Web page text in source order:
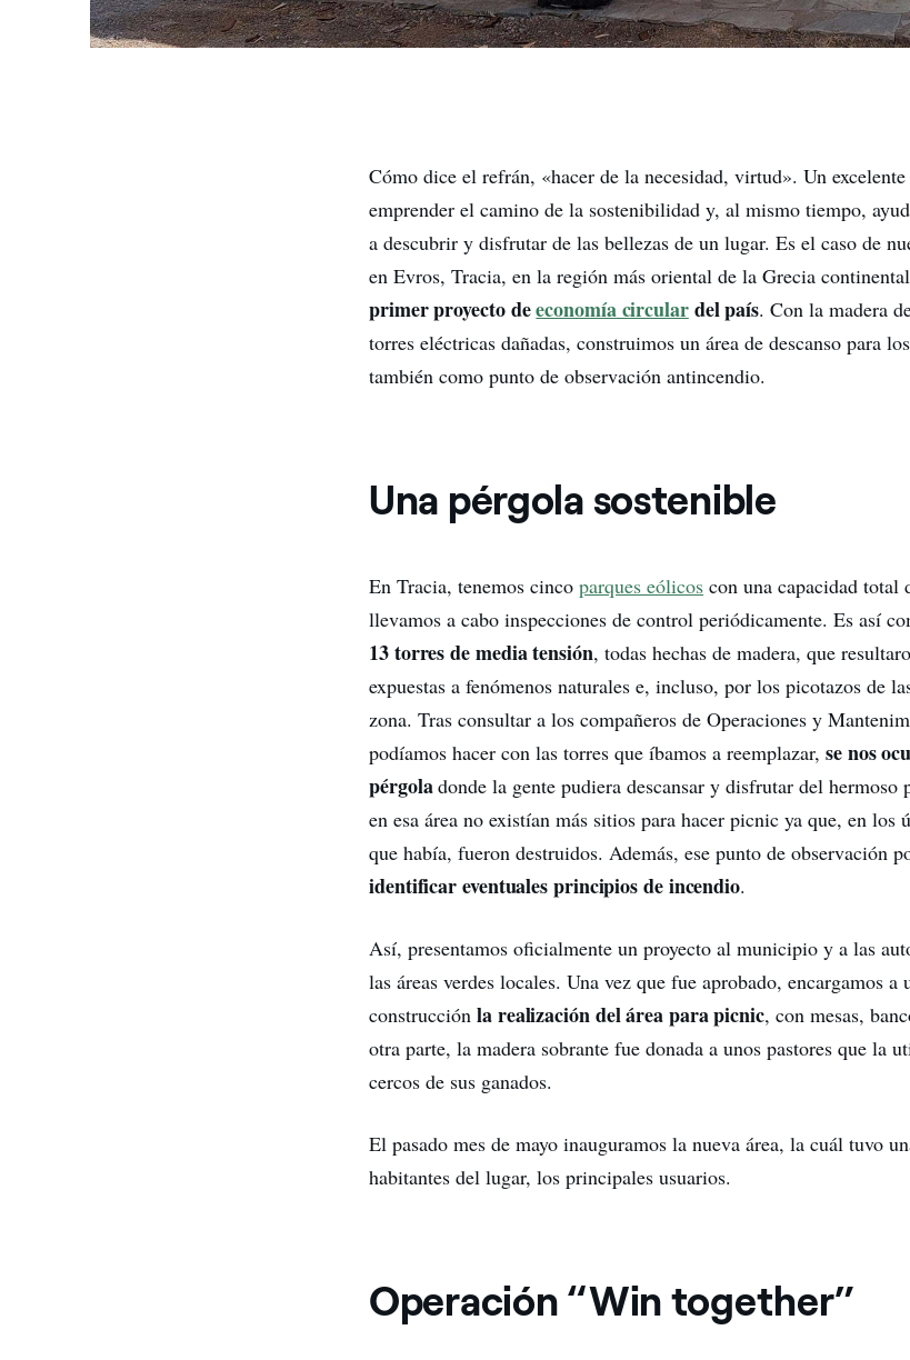
Cómo dice el refrán, «hacer de la necesidad, virtud». Un
emprender el camino de la sostenibilidad y, al mismo tiempo,
a descubrir y disfrutar de las bellezas de un lugar. Es el caso de
en Evros, Tracia, en la región más oriental de la Grecia
primer proyecto deeconomía circulardel país. Con la madera
torres eléctricas dañadas, construimos un área de descanso para
también como punto de observación antincendio.
Una pérgola sostenible
En Tracia, tenemos cincoparques eólicos con una capacidad total
llevamos a cabo inspecciones de control periódicamente. Es así
13 torres de media tensión, todas hechas de madera, que
expuestas a fenómenos naturales e, incluso, por los picotazos de
zona. Tras consultar a los compañeros de Operaciones y
podíamos hacer con las torres que íbamos a reemplazar,se nos
pérgoladonde la gente pudiera descansar y disfrutar del hermoso
en esa área no existían más sitios para hacer picnic ya que, en los
que había, fueron destruidos. Además, ese punto de observación
identificar eventuales principios de incendio.
Así, presentamos oficialmente un proyecto al municipio y a las
las áreas verdes locales. Una vez que fue aprobado, encargamos a
construcciónla realización del área para picnic, con mesas,
otra parte, la madera sobrante fue donada a unos pastores que la
cercos de sus ganados.
El pasado mes de mayo inauguramos la nueva área, la cuál tuvo
habitantes del lugar, los principales usuarios.
Operación “Win together”